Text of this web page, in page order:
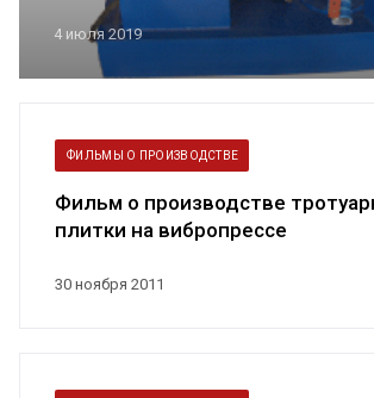
4 июля 2019
30 ноября 2011
ФИЛЬМЫ О ПРОИЗВОДСТВЕ
Фильм о производстве
плитки на вибропрессе